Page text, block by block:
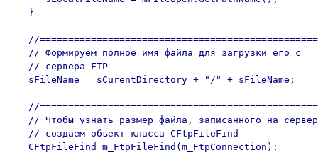
   }
//
   // Формируем полное имя файла для загрузки его с
   // сервера FTP
   sFileName = sCurentDirectory + "/" + sFileName;
//
// Чтобы узнать размер файла, записанного на
   // создаем объект класса CFtpFileFind
   CFtpFileFind m_FtpFileFind(m_FtpConnection);